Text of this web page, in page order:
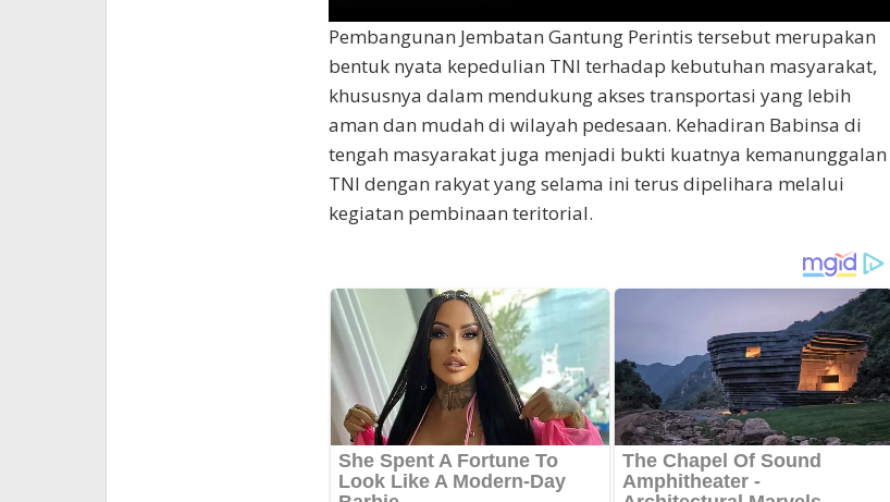
Pembangunan Jembatan Gantung Perintis tersebut merupakan
bentuk nyata kepedulian TNI terhadap kebutuhan masyarakat,
khususnya dalam mendukung akses transportasi yang lebih
aman dan mudah di wilayah pedesaan. Kehadiran Babinsa di
tengah masyarakat juga menjadi bukti kuatnya kemanunggalan
TNI dengan rakyat yang selama ini terus dipelihara melalui
kegiatan pembinaan teritorial.